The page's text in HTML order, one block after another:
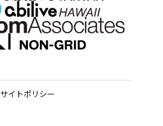
サイトポリシー